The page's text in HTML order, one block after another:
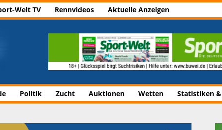
Welt TV Rennvideos Aktuelle Anzeigen
Politik Zucht Auktionen Wetten Statistiken